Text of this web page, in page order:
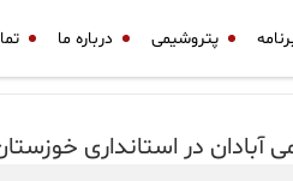
پتروشیمی درباره ما
در استانداری